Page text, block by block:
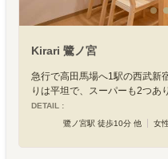
Kirari 鷺ノ宮
急行で高田馬場へ1駅の西武新
りは平坦で、スーパーも2つあ
DETAIL :
鷺ノ宮駅 徒歩10分 他
女